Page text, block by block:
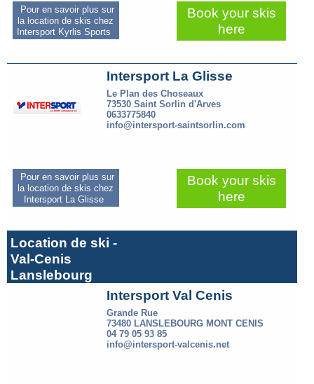
Pour en savoir plus sur
la location de skis chez
Intersport Kyrlis Sports
Book your skis
here
Intersport La Glisse
Le Plan des Choseaux
73530 Saint Sorlin d'Arves
0633775840
info@intersport-saintsorlin.com
Pour en savoir plus sur
la location de skis chez
Intersport La Glisse
Book your skis
here
Location de ski -
Val-Cenis
Lanslebourg
Intersport Val Cenis
Grande Rue
73480 LANSLEBOURG MONT CENIS
04 79 05 93 85
info@intersport-valcenis.net